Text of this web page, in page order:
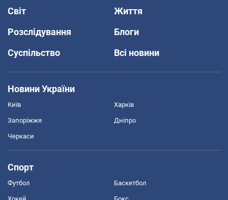
Світ
Життя
Розслідування
Блоги
Суспільство
Всі новини
Новини України
Київ Харків
Запоріжжя Дніпро
Черкаси
Спорт
Футбол Баскетбол